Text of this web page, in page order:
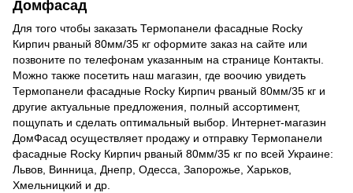
Домфасад
Для того чтобы заказать Термопанели фасадные Rocky
Кирпич рваный 80мм/35 кг оформите заказ на сайте или
позвоните по телефонам указанным на странице Контакты.
Можно также посетить наш магазин, где воочию увидеть
Термопанели фасадные Rocky Кирпич рваный 80мм/35 кг и
другие актуальные предложения, полный ассортимент,
пощупать и сделать оптимальный выбор. Интернет-магазин
ДомФасад осуществляет продажу и отправку Термопанели
фасадные Rocky Кирпич рваный 80мм/35 кг по всей Украине:
Львов, Винница, Днепр, Одесса, Запорожье, Харьков,
Хмельницкий и др.